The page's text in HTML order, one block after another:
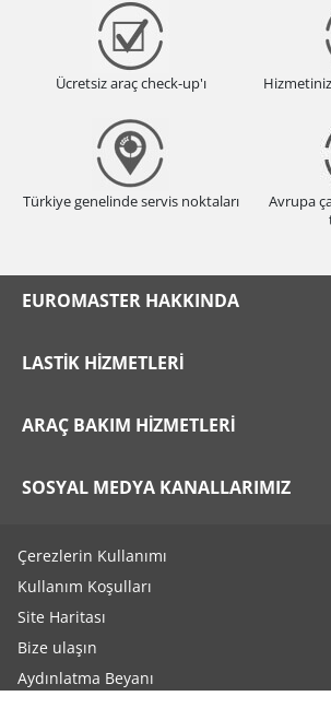
Ücretsiz araç check-up'ı
Türkiye genelinde servis noktaları
Avrupa
EUROMASTER HAKKINDA
LASTIK HIZMETLERI
ARAÇ BAKIM HIZMETLERI
SOSYAL MEDYA KANALLARIMIZ
Çerezlerin Kullanımı
Kullanım Koşulları
Site Haritası
Bize ulaşın
Aydınlatma Beyanı